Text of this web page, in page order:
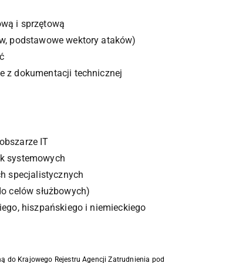
i sprzętową
podstawowe wektory ataków)
z dokumentacji technicznej
IT
systemowych
specjalistycznych
celów służbowych)
hiszpańskiego i niemieckiego
do Krajowego Rejestru Agencji Zatrudnienia pod